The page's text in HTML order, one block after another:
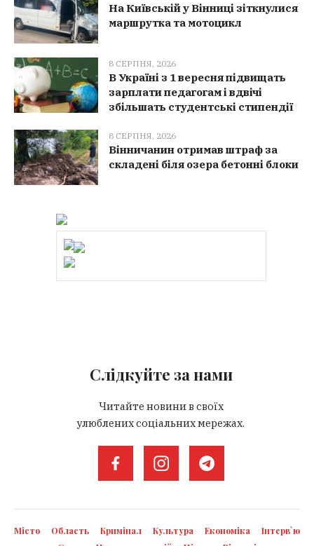
На Київській у Вінниці зіткнулися
маршрутка та мотоцикл
8 СЕРПНЯ, 2026
В Україні з 1 вересня підвищать
зарплати педагогам і вдвічі
збільшать студентські стипендії
8 СЕРПНЯ, 2026
Вінничанин отримав штраф за
складені біля озера бетонні блоки
Слідкуйте за нами
Читайте новини в своїх
улюблених соціальних мережах.
Місто Область Кримінал Культура Економіка
Інтерв`ю